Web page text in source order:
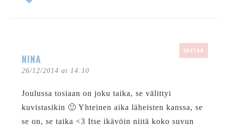
NINA
26/12/2014 at 14:10
VASTAA
Joulussa tosiaan on joku taika, se välittyi
kuvistasikin 🙂 Yhteinen aika läheisten kanssa, se
se on, se taika <3 Itse ikävöin niitä koko suvun